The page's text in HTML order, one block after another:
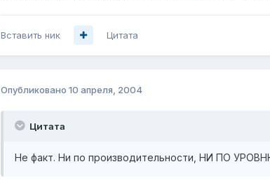
Вставить ник Цитата
Опубликовано 10 апреля, 2004
Цитата
Не факт. Ни по производительности, НИ ПО